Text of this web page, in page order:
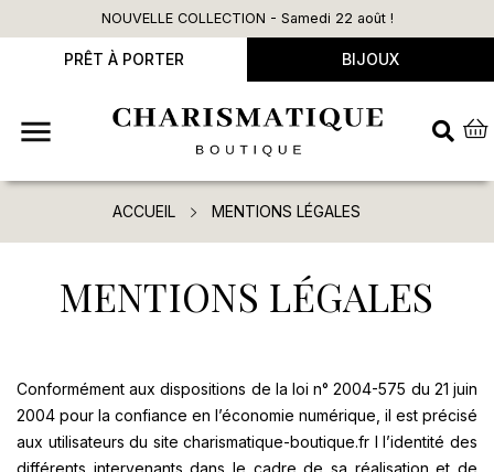
NOUVELLE COLLECTION - Samedi 22 août !
PRÊT À PORTER BIJOUX

ACCUEIL MENTIONS LÉGALES
MENTIONS LÉGALES
Conformément aux dispositions de la loi n° 2004-575 du 21 juin
2004 pour la confiance en l’économie numérique, il est précisé
aux utilisateurs du site charismatique-boutique.fr l l’identité des
différents intervenants dans le cadre de sa réalisation et de